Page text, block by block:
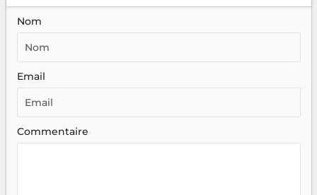
Nom
Email
Commentaire